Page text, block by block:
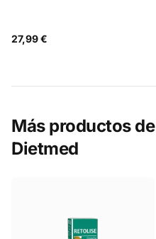
27,99 €
Más productos de
Dietmed